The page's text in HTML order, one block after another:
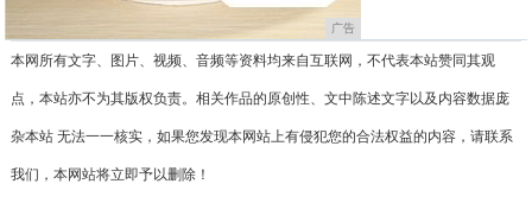
广告
本网所有文字、图片、视频、音频等资料均来自互联网，不代表本站赞同其观
点，本站亦不为其版权负责。相关作品的原创性、文中陈述文字以及内容数据庞
杂本站 无法一一核实，如果您发现本网站上有侵犯您的合法权益的内容，请联系
我们，本网站将立即予以删除！